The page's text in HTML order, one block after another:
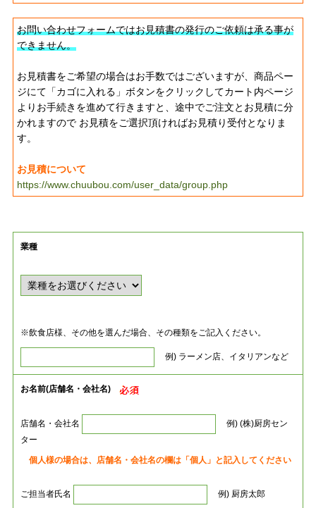
お問い合わせフォームではお見積書の発行のご依頼は承る事が
できません。
お見積書をご希望の場合はお手数ではございますが、商品ペー
ジにて「カゴに入れる」ボタンをクリックしてカート内ページ
よりお手続きを進めて行きますと、途中でご注文とお見積に分
かれますので お見積をご選択頂ければお見積り受付となりま
す。
お見積について
https://www.chuubou.com/user_data/group.php
業種
※飲食店様、その他を選んだ場合、その種類をご記入ください。
例) ラーメン店、イタリアンなど
お名前(店舗名・会社名)
店舗名・会社名
例) (株)厨房セン
ター
個人様の場合は、店舗名・会社名の欄は「個人」と記入してください
ご担当者氏名 例) 厨房太郎